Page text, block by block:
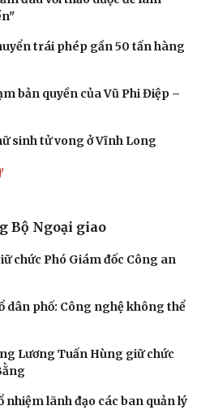
trái phép gần 50 tấn hàng
bản quyền của Vũ Phi Điệp –
sinh tử vong ở Vĩnh Long
Bộ Ngoại giao
chức Phó Giám đốc Công an
dân phố: Công nghệ không thể
Lương Tuấn Hùng giữ chức
nhiệm lãnh đạo các ban quản lý